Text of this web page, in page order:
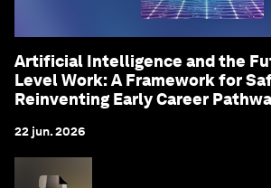
Artificial Intelligence and the
Level Work: A Framework for
Reinventing Early Career
22 jun. 2026